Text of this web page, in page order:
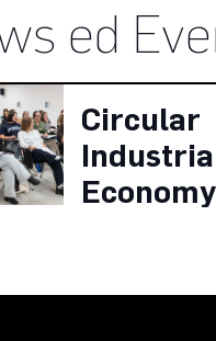
ed
Circular